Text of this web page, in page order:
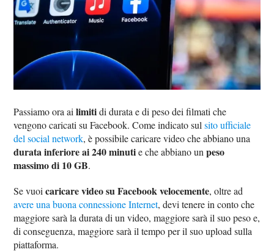
Passiamo ora ailimitidi durata e di peso dei filmati che
vengono caricati su Facebook. Come indicato sulsito ufficiale
del social network, è possibile caricare video che abbiano una
durata inferiore ai 240 minutie che abbiano unpeso
massimo di 10 GB.
Se vuoicaricare video su Facebook velocemente, oltre ad
avere una buona connessione Internet, devi tenere in conto che
maggiore sarà la durata di un video, maggiore sarà il suo peso e,
di conseguenza, maggiore sarà il tempo per il suo upload sulla
piattaforma.